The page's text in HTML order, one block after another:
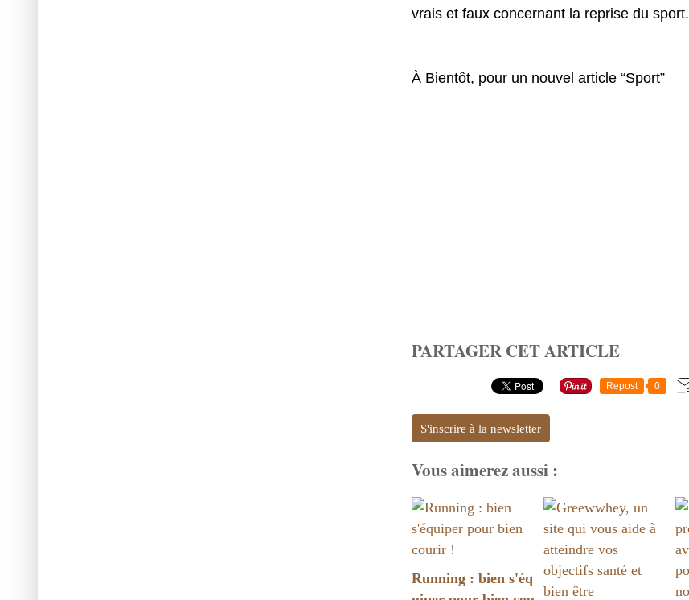
vrais et faux concernant la reprise du sport.
À Bientôt, pour un nouvel article “Sport”
PARTAGER CET ARTICLE
Repost 0
S'inscrire à la newsletter
Vous aimerez aussi :
Running : bien s'éq